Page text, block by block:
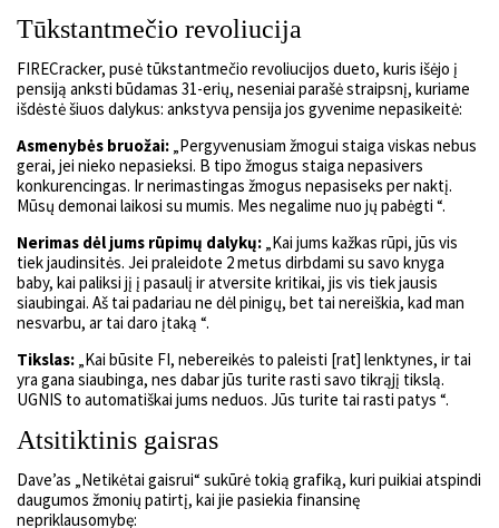
Tūkstantmečio revoliucija
FIRECracker, pusė tūkstantmečio revoliucijos dueto, kuris išėjo į
pensiją anksti būdamas 31-erių, neseniai parašė straipsnį, kuriame
išdėstė šiuos dalykus: ankstyva pensija jos gyvenime nepasikeitė:
Asmenybės bruožai: „Pergyvenusiam žmogui staiga viskas nebus
gerai, jei nieko nepasieksi. B tipo žmogus staiga nepasivers
konkurencingas. Ir nerimastingas žmogus nepasiseks per naktį.
Mūsų demonai laikosi su mumis. Mes negalime nuo jų pabėgti “.
Nerimas dėl jums rūpimų dalykų: „Kai jums kažkas rūpi, jūs vis
tiek jaudinsitės. Jei praleidote 2 metus dirbdami su savo knyga
baby, kai paliksi jį į pasaulį ir atversite kritikai, jis vis tiek jausis
siaubingai. Aš tai padariau ne dėl pinigų, bet tai nereiškia, kad man
nesvarbu, ar tai daro įtaką “.
Tikslas: „Kai būsite FI, nebereikės to paleisti [rat] lenktynes, ir tai
yra gana siaubinga, nes dabar jūs turite rasti savo tikrąjį tikslą.
UGNIS to automatiškai jums neduos. Jūs turite tai rasti patys “.
Atsitiktinis gaisras
Dave’as „Netikėtai gaisrui“ sukūrė tokią grafiką, kuri puikiai atspindi
daugumos žmonių patirtį, kai jie pasiekia finansinę
nepriklausomybę: